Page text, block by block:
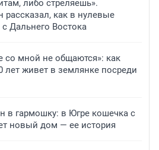
либо стреляешь».
рассказал, как в нулевые
с Дальнего Востока
со мной не общаются»: как
лет живет в землянке посреди
в гармошку: в Югре кошечка с
новый дом — ее история